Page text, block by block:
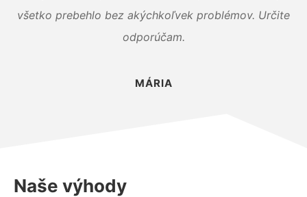
všetko prebehlo bez akýchkoľvek problémov. Určite
odporúčam.
MÁRIA
Naše výhody